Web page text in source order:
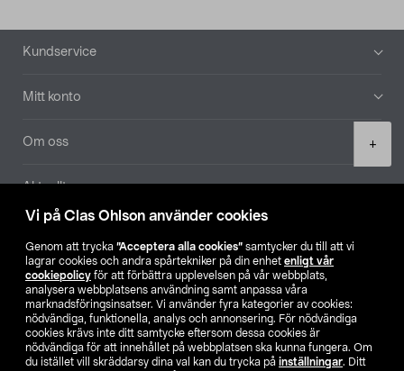
Vi på Clas Ohlson använder cookies
Genom att trycka ”Acceptera alla cookies” samtycker du till att vi
lagrar cookies och andra spårtekniker på din enhet enligt vår
cookiepolicy för att förbättra upplevelsen på vår webbplats,
analysera webbplatsens användning samt anpassa våra
marknadsföringsinsatser. Vi använder fyra kategorier av cookies:
nödvändiga, funktionella, analys och annonsering. För nödvändiga
cookies krävs inte ditt samtycke eftersom dessa cookies är
nödvändiga för att innehållet på webbplatsen ska kunna fungera. Om
du istället vill skräddarsy dina val kan du trycka på inställningar. Ditt
+
Sidfot
Kundservice
Mitt konto
Om oss
Aktuellt
Hitta butik
SE NO FI